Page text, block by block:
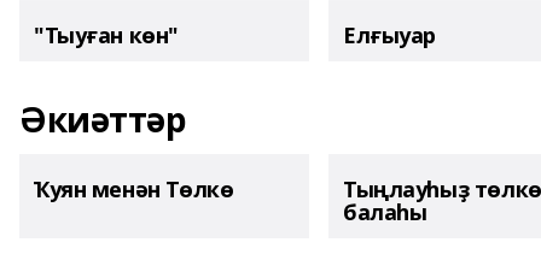
"Тыуған көн" Елғыуар
Әкиәттәр
Ҡуян менән Төлкө Тыңлауһыҙ төлкө
балаһы